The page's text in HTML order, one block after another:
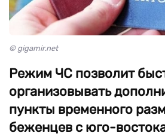
© gigamir.net
Режим ЧС позволит
организовывать
пункты временного
беженцев с юго-